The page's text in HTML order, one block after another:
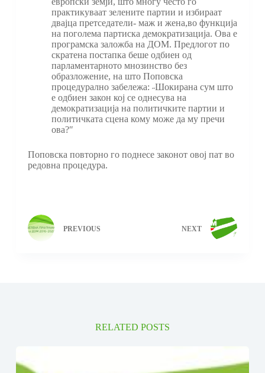
практикуваат зелените партии и избираат
двајца претседатели- маж и жена,во функција
на поголема партиска демократизација. Ова е
програмска заложба на ДОМ. Предлогот по
скратена постапка беше одбиен од
парламентарното мнозинство без
образложение, на што Поповска
процедурално забележа: ˶Шокирана сум што
е одбиен закон кој се однесува на
демократизација на политичките партии и
политичката сцена кому може да му пречи
ова?″
Поповска повторно го поднесе законот овој пат во
редовна процедура.
PREVIOUS NEXT
RELATED POSTS